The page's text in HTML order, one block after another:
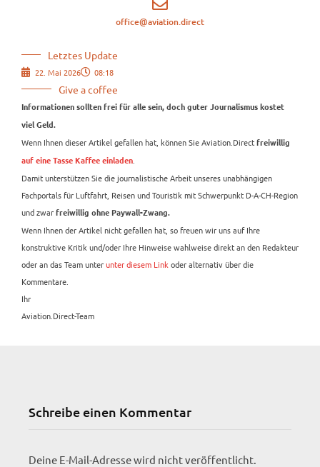
office@aviation.direct
Letztes Update
22. Mai 2026 08:18
Give a coffee
Informationen sollten frei für alle sein, doch guter Journalismus kostet
viel Geld.
Wenn Ihnen dieser Artikel gefallen hat, können Sie Aviation.Direct freiwillig
auf eine Tasse Kaffee einladen
Damit unterstützen Sie die journalistische Arbeit unseres unabhängigen
Fachportals für Luftfahrt, Reisen und Touristik mit Schwerpunkt D-A-CH-Region
und zwar freiwillig ohne Paywall-Zwang.
Wenn Ihnen der Artikel nicht gefallen hat, so freuen wir uns auf Ihre
konstruktive Kritik und/oder Ihre Hinweise wahlweise direkt an den Redakteur
oder an das Team unterunter diesem Link oder alternativ über die
Kommentare.
Ihr
Aviation.Direct-Team
Schreibe einen Kommentar
Deine E-Mail-Adresse wird nicht veröffentlicht.